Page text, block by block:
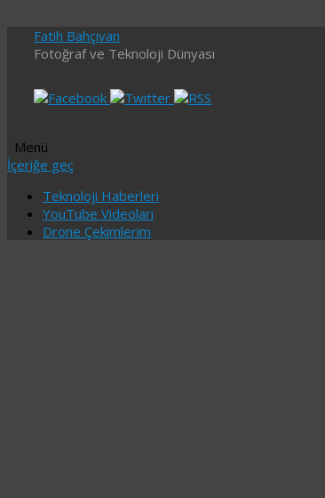
Fatih Bahçıvan
Fotoğraf ve Teknoloji Dünyası
Menü
İçeriğe geç
Teknoloji Haberleri
YouTube Videoları
Drone Çekimlerim